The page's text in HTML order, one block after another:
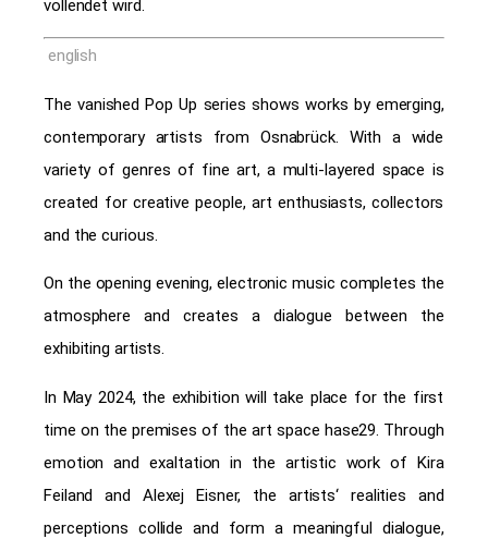
vollendet wird.
english
The vanished Pop Up series shows works by emerging,
contemporary artists from Osnabrück. With a wide
variety of genres of fine art, a multi-layered space is
created for creative people, art enthusiasts, collectors
and the curious.
On the opening evening, electronic music completes the
atmosphere and creates a dialogue between the
exhibiting artists.
In May 2024, the exhibition will take place for the first
time on the premises of the art space hase29. Through
emotion and exaltation in the artistic work of Kira
Feiland and Alexej Eisner, the artists‘ realities and
perceptions collide and form a meaningful dialogue,